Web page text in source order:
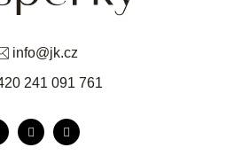
info@jk.cz
241 091 761